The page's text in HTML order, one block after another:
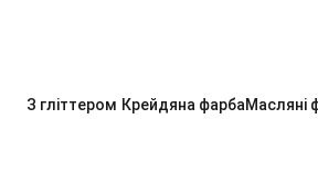
З гліттером Крейдяна фарбаМасляні